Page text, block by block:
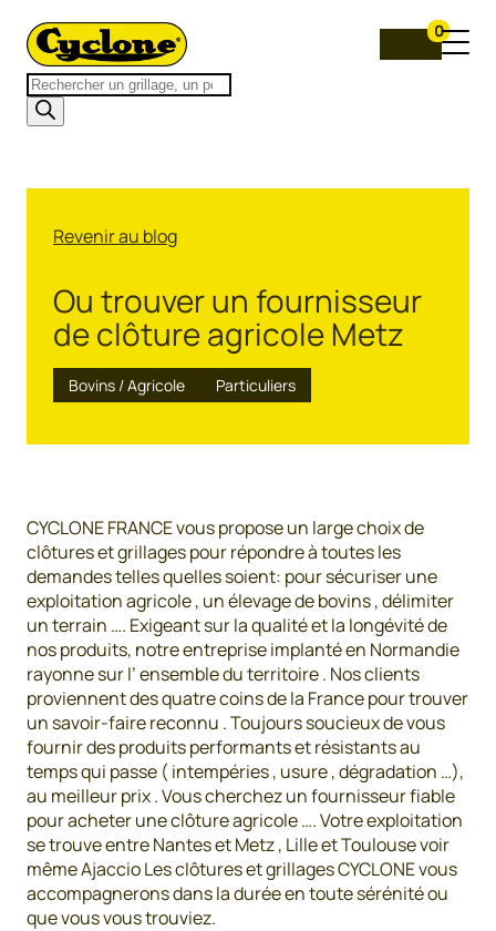
Recherche
de
produits
0
Revenir au blog
Ou trouver un fournisseur
de clôture agricole Metz
Bovins / Agricole Particuliers
CYCLONE FRANCE vous propose un large choix de
clôtures et grillages pour répondre à toutes les
demandes telles quelles soient: pour sécuriser une
exploitation agricole , un élevage de bovins , délimiter
un terrain …. Exigeant sur la qualité et la longévité de
nos produits, notre entreprise implanté en Normandie
rayonne sur l’ ensemble du territoire . Nos clients
proviennent des quatre coins de la France pour trouver
un savoir-faire reconnu . Toujours soucieux de vous
fournir des produits performants et résistants au
temps qui passe ( intempéries , usure , dégradation …),
au meilleur prix . Vous cherchez un fournisseur fiable
pour acheter une clôture agricole …. Votre exploitation
se trouve entre Nantes et Metz , Lille et Toulouse voir
même Ajaccio Les clôtures et grillages CYCLONE vous
accompagnerons dans la durée en toute sérénité ou
que vous vous trouviez.